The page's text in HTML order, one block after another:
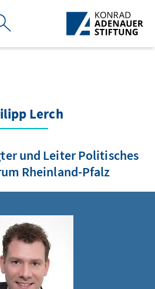
تخطي إلى المحتوى الرئيسي
Lerch
und Leiter Politisches
Rheinland-Pfalz